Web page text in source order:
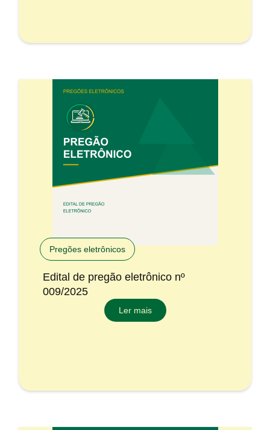
Pregões eletrônicos
Edital de pregão eletrônico nº
009/2025
Ler mais